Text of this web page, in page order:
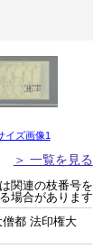
イズ画像1
＞ 一覧を見る
関連の枝番号を
場合があります
僧都 法印権大